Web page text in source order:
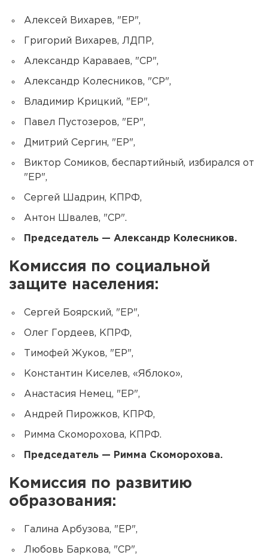
Алексей Вихарев, "ЕР",
Григорий Вихарев, ЛДПР,
Александр Караваев, "СР",
Александр Колесников, "СР",
Владимир Крицкий, "ЕР",
Павел Пустозеров, "ЕР",
Дмитрий Сергин, "ЕР",
Виктор Сомиков, беспартийный, избирался от
"ЕР",
Сергей Шадрин, КПРФ,
Антон Швалев, "СР".
Председатель — Александр Колесников.
Комиссия по социальной
защите населения:
Сергей Боярский, "ЕР",
Олег Гордеев, КПРФ,
Тимофей Жуков, "ЕР",
Константин Киселев, «Яблоко»,
Анастасия Немец, "ЕР",
Андрей Пирожков, КПРФ,
Римма Скоморохова, КПРФ.
Председатель — Римма Скоморохова.
Комиссия по развитию
образования:
Галина Арбузова, "ЕР",
Любовь Баркова, "СР",